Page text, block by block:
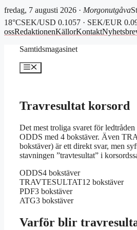
fredag, 7 augusti 2026 · Morgonutgåva
18°CSEK/USD 0.1057 · SEK/EUR
ossRedaktionenKällorKontakt
Samtidsmagasinet
Meny
Travresultat korsord
Det mest troliga svaret för ledtråden
ODDS med 4 bokstäver. Även
bokstäver) är ett direkt svar, men
stavningen ”travtesultat” i
ODDS4 bokstäver
TRAVTESULTAT12 bokstäver
PDF3 bokstäver
ATG3 bokstäver
Varför blir